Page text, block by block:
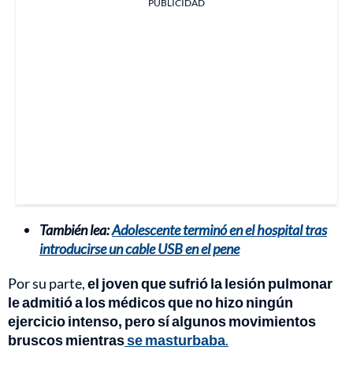
PUBLICIDAD
También lea:Adolescente terminó en el hospital tras
introducirse un cable USB en el pene
Por su parte,el joven que sufrió la lesión pulmonar
le admitió a los médicos que no hizo ningún
ejercicio intenso, pero sí algunos movimientos
bruscos mientrasse masturbaba.